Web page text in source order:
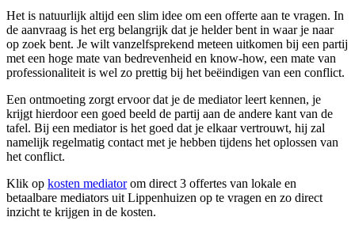
Het is natuurlijk altijd een slim idee om een offerte aan te vragen. In
de aanvraag is het erg belangrijk dat je helder bent in waar je naar
op zoek bent. Je wilt vanzelfsprekend meteen uitkomen bij een partij
met een hoge mate van bedrevenheid en know-how, een mate van
professionaliteit is wel zo prettig bij het beëindigen van een conflict.
Een ontmoeting zorgt ervoor dat je de mediator leert kennen, je
krijgt hierdoor een goed beeld de partij aan de andere kant van de
tafel. Bij een mediator is het goed dat je elkaar vertrouwt, hij zal
namelijk regelmatig contact met je hebben tijdens het oplossen van
het conflict.
Klik op kosten mediatorom direct 3 offertes van lokale en
betaalbare mediators uit Lippenhuizen op te vragen en zo direct
inzicht te krijgen in de kosten.